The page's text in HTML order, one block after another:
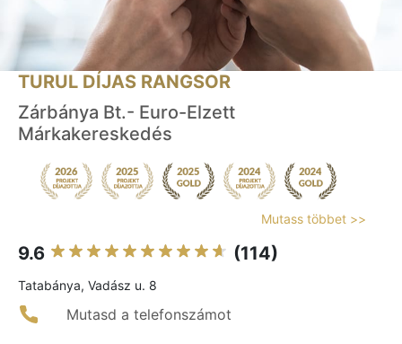
TURUL DÍJAS RANGSOR
Zárbánya Bt.- Euro-Elzett
Márkakereskedés
Mutass többet >>
9.6 (114)
Tatabánya, Vadász u. 8
Mutasd a telefonszámot